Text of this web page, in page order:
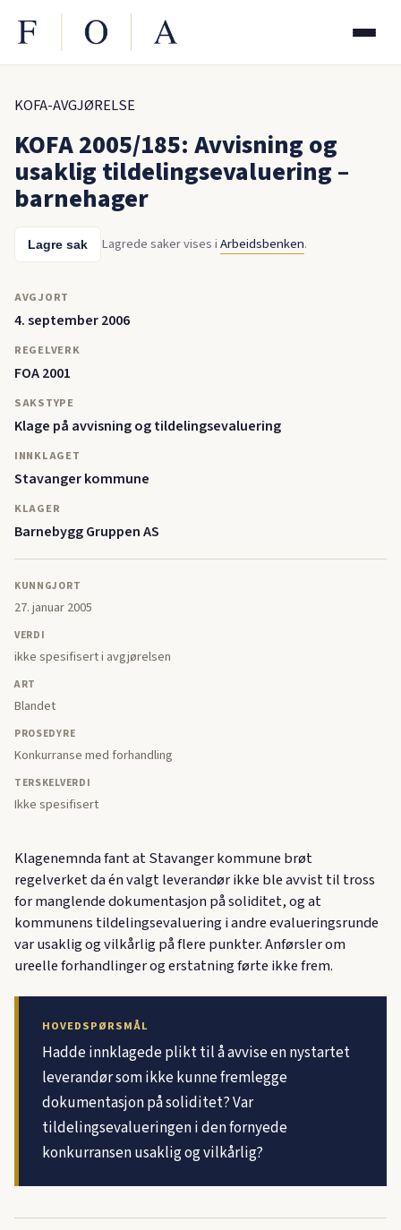
KOFA-AVGJØRELSE
KOFA 2005/185: Avvisning og
usaklig tildelingsevaluering –
barnehager
Lagre sak Lagrede saker vises iArbeidsbenken.
AVGJORT
4. september 2006
REGELVERK
FOA 2001
SAKSTYPE
Klage på avvisning og tildelingsevaluering
INNKLAGET
Stavanger kommune
KLAGER
Barnebygg Gruppen AS
KUNNGJORT
27. januar 2005
VERDI
ikke spesifisert i avgjørelsen
ART
Blandet
PROSEDYRE
Konkurranse med forhandling
TERSKELVERDI
Ikke spesifisert
Klagenemnda fant at Stavanger kommune brøt
regelverket da én valgt leverandør ikke ble avvist til tross
for manglende dokumentasjon på soliditet, og at
kommunens tildelingsevaluering i andre evalueringsrunde
var usaklig og vilkårlig på flere punkter. Anførsler om
ureelle forhandlinger og erstatning førte ikke frem.
HOVEDSPØRSMÅL
Hadde innklagede plikt til å avvise en nystartet
leverandør som ikke kunne fremlegge
dokumentasjon på soliditet? Var
tildelingsevalueringen i den fornyede
konkurransen usaklig og vilkårlig?